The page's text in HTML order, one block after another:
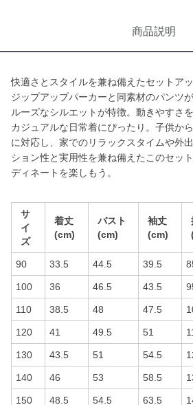
商品説明
快適さとスタイルを兼ね備えたセットア
ジップアップパーカーと同素材のパンツ
ルーズなシルエットが特徴。動きやすさ
カジュアルな日常着にぴったり。子供か
に対応し、家でのリラックスタイムや外
ション性と実用性を兼ね備えたこのセッ
ディネートを楽しもう。
サ
イ
ズ
着丈
(cm)
バスト
(cm)
袖丈
(cm)
90 33.5 44.5 39.5
100 36 46.5 43.5
110 38.5 48 47.5
120 41 49.5 51
130 43.5 51 54.5
140 46 53 58.5
150 48.5 54.5 63.5